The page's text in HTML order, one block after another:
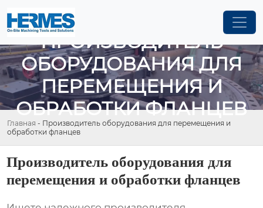
ПРОИЗВОДИТЕЛЬ
ОБОРУДОВАНИЯ ДЛЯ
ПЕРЕМЕЩЕНИЯ И
ОБРАБОТКИ ФЛАНЦЕВ
Главная - Производитель оборудования для перемещения и
обработки фланцев
Производитель оборудования для
перемещения и обработки фланцев